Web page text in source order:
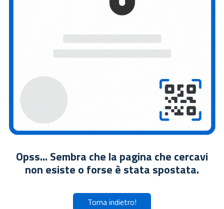
Opss... Sembra che la pagina che cercavi
non esiste o forse è stata spostata.
Torna indietro!